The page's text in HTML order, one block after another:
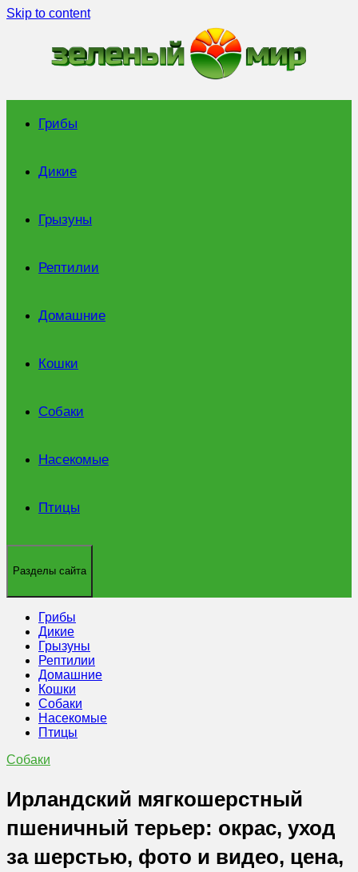
Skip to content
Грибы
Дикие
Грызуны
Рептилии
Домашние
Кошки
Собаки
Насекомые
Птицы
Разделы сайта
Грибы
Дикие
Грызуны
Рептилии
Домашние
Кошки
Собаки
Насекомые
Птицы
Собаки
Ирландский мягкошерстный
пшеничный терьер: окрас, уход
за шерстью, фото и видео, цена,